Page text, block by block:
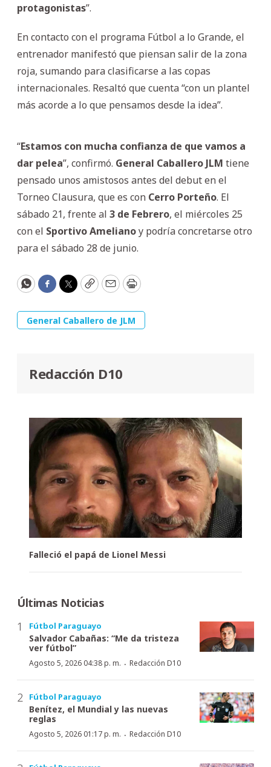
protagonistas”.
En contacto con el programa Fútbol a lo Grande, el
entrenador manifestó que piensan salir de la zona
roja, sumando para clasificarse a las copas
internacionales. Resaltó que cuenta “con un plantel
más acorde a lo que pensamos desde la idea”.
“Estamos con mucha confianza de que vamos a
dar pelea”, confirmó. General Caballero JLM tiene
pensado unos amistosos antes del debut en el
Torneo Clausura, que es con Cerro Porteño. El
sábado 21, frente al 3 de Febrero, el miércoles 25
con el Sportivo Amelianoy podría concretarse otro
para el sábado 28 de junio.
WhatsApp
Facebook
Twitter
CopyEmailPrint
General Caballero de JLM
Redacción D10
Falleció el papá de Lionel Messi
Últimas Noticias
Fútbol Paraguayo
Salvador Cabañas: “Me da tristeza
ver fútbol”
Agosto 5, 2026 04:38 p. m. · Redacción D10
Fútbol Paraguayo
Benítez, el Mundial y las nuevas
reglas
Agosto 5, 2026 01:17 p. m. · Redacción D10